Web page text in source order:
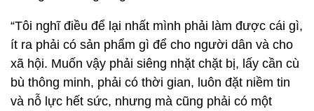
“Tôi nghĩ điều để lại nhất mình phải làm được cái gì,
ít ra phải có sản phẩm gì để cho người dân và cho
xã hội. Muốn vậy phải siêng nhặt chặt bị, lấy cần cù
bù thông minh, phải có thời gian, luôn đặt niềm tin
và nỗ lực hết sức, nhưng mà cũng phải có một